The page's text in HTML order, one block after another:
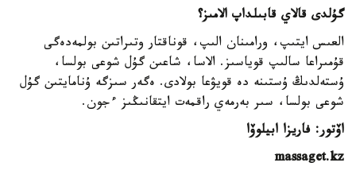
گۇلدى قالاي قابىلداپ الامىز؟
العىس ايتىپ، ورامىنان الىپ، قوناقتار وتىراتىن بولمەدەگى
قۇمىراعا سالىپ قوياسىز. الاسا، شاعىن گۇل شوعى بولسا،
ۇستەلدىڭ ۇستىنە دە قويۋعا بولادى. ەگەر سىزگە ۇنامايتىن گۇل
شوعى بولسا، سىر بەرمەي راقمەت ايتقانىڭىز ءجون.
اۆتور: فاريزا ابيلوۆا
massaget.kz